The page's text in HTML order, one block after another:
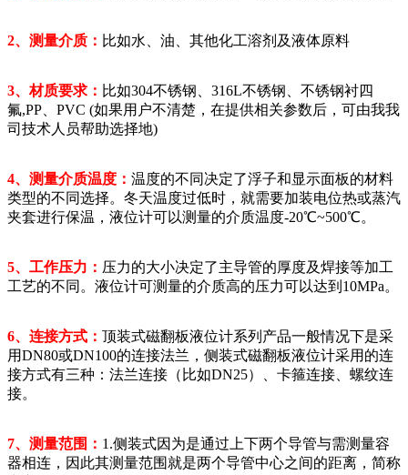
2、测量介质： 比如水、油、其他化工溶剂及液体原料
3、材质要求： 比如304不锈钢、316L不锈钢、不锈钢衬四
氟,PP、PVC (如果用户不清楚，在提供相关参数后，可由我我
司技术人员帮助选择地)
4、测量介质温度： 温度的不同决定了浮子和显示面板的材料
类型的不同选择。冬天温度过低时，就需要加装电位热或蒸汽
夹套进行保温，液位计可以测量的介质温度-20℃~500℃。
5、工作压力： 压力的大小决定了主导管的厚度及焊接等加工
工艺的不同。液位计可测量的介质高的压力可以达到10MPa。
6、连接方式： 顶装式磁翻板液位计系列产品一般情况下是采
用DN80或DN100的连接法兰，侧装式磁翻板液位计采用的连
接方式有三种：法兰连接（比如DN25）、卡箍连接、螺纹连
接。
7、测量范围： 1.侧装式因为是通过上下两个导管与需测量容
器相连，因此其测量范围就是两个导管中心之间的距离，简称